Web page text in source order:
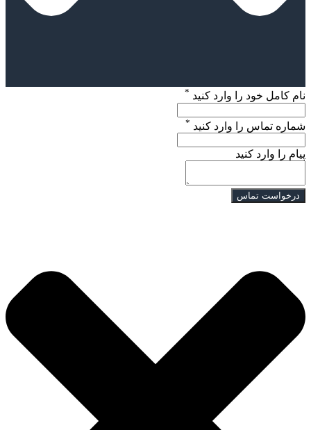
نام کامل خود را وارد کنید *
شماره تماس را وارد کنید *
پیام را وارد کنید